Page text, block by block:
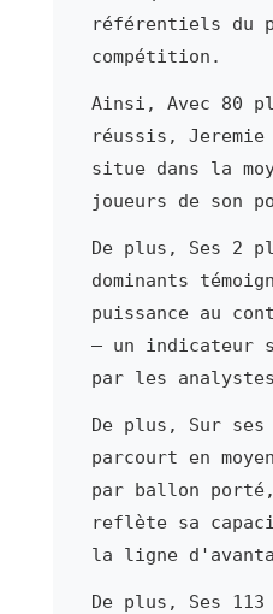
référentiels du
compétition.
Ainsi, Avec 80
réussis, Jeremie
situe dans la
joueurs de son
De plus, Ses 2
dominants
puissance au
— un indicateur
par les
De plus, Sur
parcourt en
par ballon
reflète sa
la ligne
De plus, Ses